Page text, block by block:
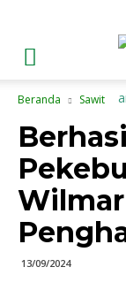
Beranda Sawit
13/09/2024